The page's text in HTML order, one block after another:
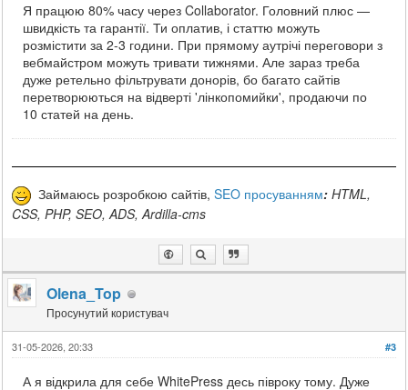
Я працюю 80% часу через Collaborator. Головний плюс —
швидкість та гарантії. Ти оплатив, і статтю можуть
розмістити за 2-3 години. При прямому аутрічі переговори з
вебмайстром можуть тривати тижнями. Але зараз треба
дуже ретельно фільтрувати донорів, бо багато сайтів
перетворюються на відверті 'лінкопомийки', продаючи по
10 статей на день.
Займаюсь розробкою сайтів,SEO просуванням: HTML,
CSS, PHP, SEO, ADS, Ardilla-cms
Olena_Top
Просунутий користувач
#3
31-05-2026, 20:33
А я відкрила для себе WhitePress десь півроку тому. Дуже